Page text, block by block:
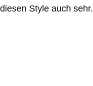
Style auch